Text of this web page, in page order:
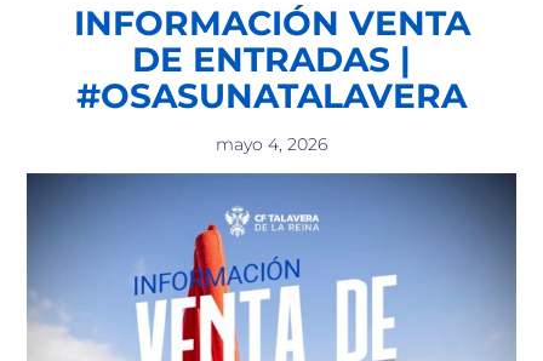
INFORMACIÓN VENTA
DE ENTRADAS |
#OSASUNATALAVERA
mayo 4, 2026